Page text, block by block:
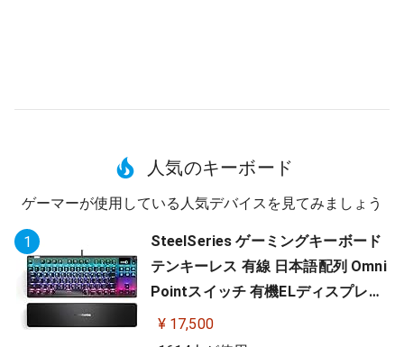
人気のキーボード
ゲーマーが使用している人気デバイスを見てみましょう
1
SteelSeries ゲーミングキーボード
テンキーレス 有線 日本語配列 Omni
Pointスイッチ 有機ELディスプレイ
搭載 Apex Pro TKL JP 64737
¥ 17,500